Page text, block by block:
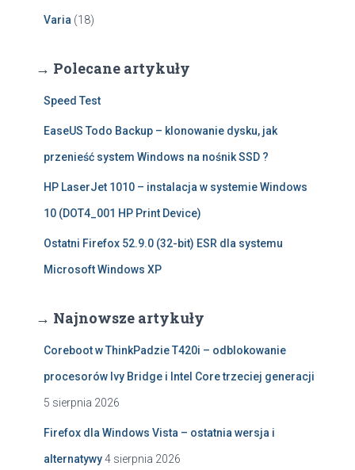
Varia (18)
→ Polecane artykuły
Speed Test
EaseUS Todo Backup – klonowanie dysku, jak
przenieść system Windows na nośnik SSD ?
HP LaserJet 1010 – instalacja w systemie Windows
10 (DOT4_001 HP Print Device)
Ostatni Firefox 52.9.0 (32-bit) ESR dla systemu
Microsoft Windows XP
→ Najnowsze artykuły
Coreboot w ThinkPadzie T420i – odblokowanie
procesorów Ivy Bridge i Intel Core trzeciej generacji
5 sierpnia 2026
Firefox dla Windows Vista – ostatnia wersja i
alternatywy4 sierpnia 2026